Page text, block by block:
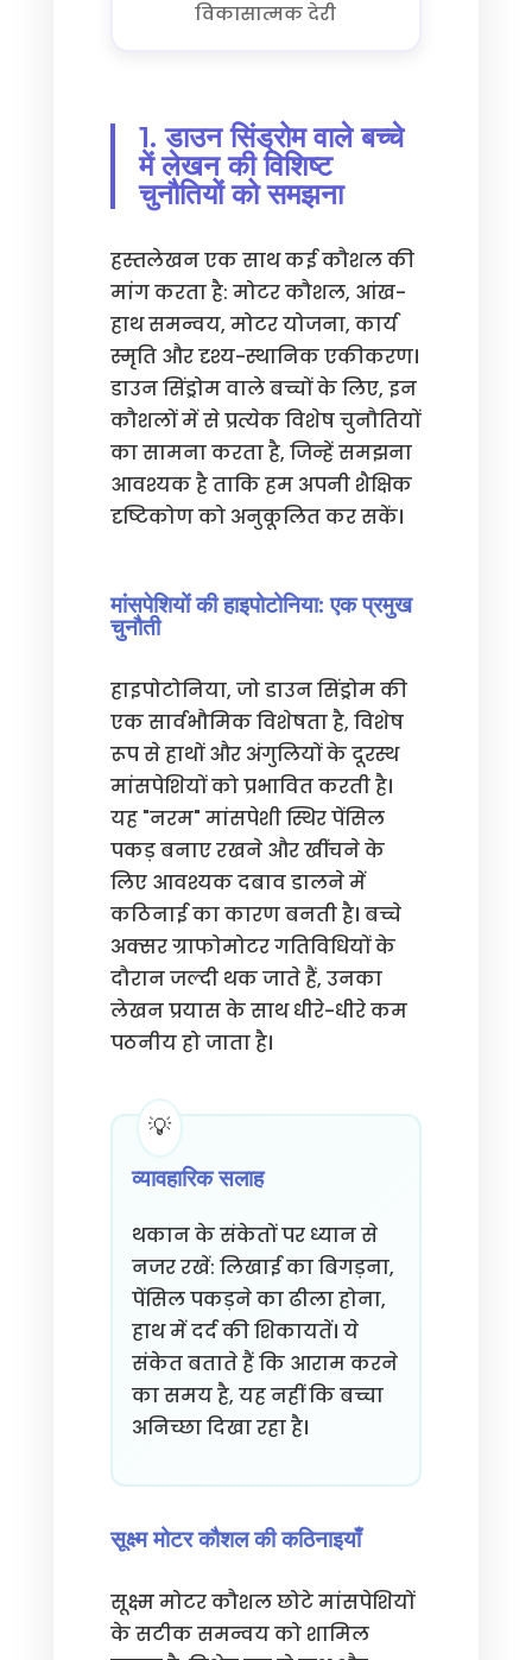
विकासात्मक देरी
1. डाउन सिंड्रोम वाले बच्चे
में लेखन की विशिष्ट
चुनौतियों को समझना
हस्तलेखन एक साथ कई कौशल की
मांग करता है: मोटर कौशल, आंख-
हाथ समन्वय, मोटर योजना, कार्य
स्मृति और दृश्य-स्थानिक एकीकरण।
डाउन सिंड्रोम वाले बच्चों के लिए, इन
कौशलों में से प्रत्येक विशेष चुनौतियों
का सामना करता है, जिन्हें समझना
आवश्यक है ताकि हम अपनी शैक्षिक
दृष्टिकोण को अनुकूलित कर सकें।
मांसपेशियों की हाइपोटोनिया: एक प्रमुख
चुनौती
हाइपोटोनिया, जो डाउन सिंड्रोम की
एक सार्वभौमिक विशेषता है, विशेष
रूप से हाथों और अंगुलियों के दूरस्थ
मांसपेशियों को प्रभावित करती है।
यह "नरम" मांसपेशी स्थिर पेंसिल
पकड़ बनाए रखने और खींचने के
लिए आवश्यक दबाव डालने में
कठिनाई का कारण बनती है। बच्चे
अक्सर ग्राफोमोटर गतिविधियों के
दौरान जल्दी थक जाते हैं, उनका
लेखन प्रयास के साथ धीरे-धीरे कम
पठनीय हो जाता है।
व्यावहारिक सलाह
थकान के संकेतों पर ध्यान से
नजर रखें: लिखाई का बिगड़ना,
पेंसिल पकड़ने का ढीला होना,
हाथ में दर्द की शिकायतें। ये
संकेत बताते हैं कि आराम करने
का समय है, यह नहीं कि बच्चा
अनिच्छा दिखा रहा है।
सूक्ष्म मोटर कौशल की कठिनाइयाँ
सूक्ष्म मोटर कौशल छोटे मांसपेशियों
के सटीक समन्वय को शामिल